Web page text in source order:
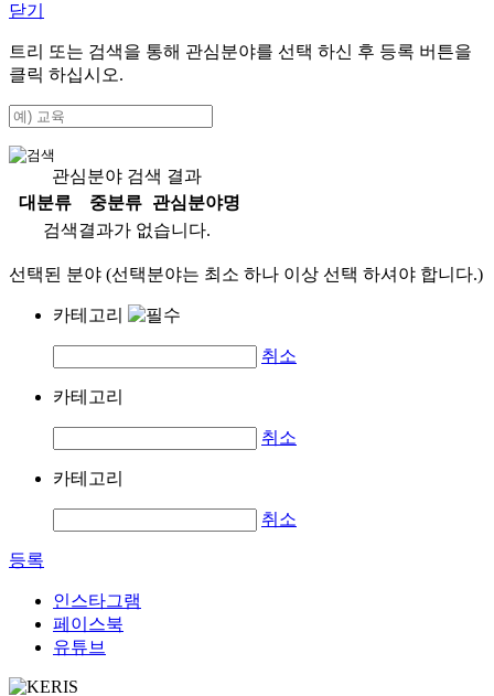
닫기
트리 또는 검색을 통해 관심분야를 선택 하신 후 등록 버튼을
클릭 하십시오.
관심분야 검색 결과
대분류
중분류
관심분야명
검색결과가 없습니다.
선택된 분야 (선택분야는 최소 하나 이상 선택 하셔야 합니다.)
카테고리
취소
카테고리
취소
카테고리
취소
등록
인스타그램
페이스북
유튜브